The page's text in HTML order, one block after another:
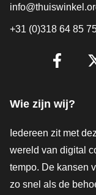
+31 (0)318 64 85
Volg je ons al?
Wie zijn wij?
Iedereen zit met
wereld van digital
tempo. De kansen
zo snel als de